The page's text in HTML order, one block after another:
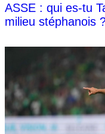
ASSE : qui es-tu
milieu stéphanois